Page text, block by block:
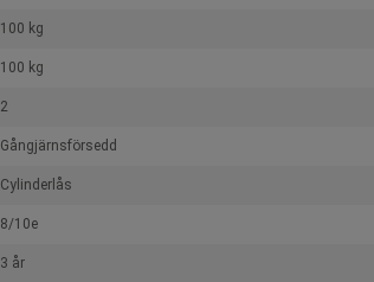
100 kg
100 kg
2
Gångjärnsförsedd
Cylinderlås
8/10e
3 år